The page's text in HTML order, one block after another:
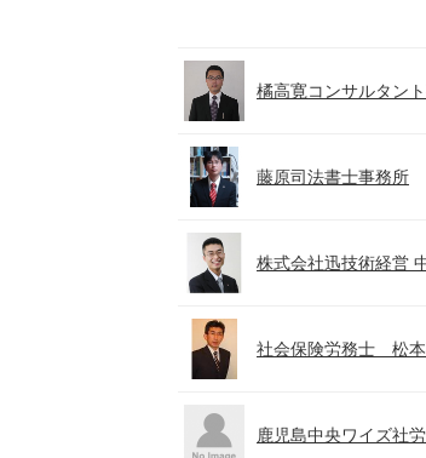
橘高寛コンサルタン
藤原司法書士事務所
株式会社迅技術経営
社会保険労務士 松
鹿児島中央ワイズ社